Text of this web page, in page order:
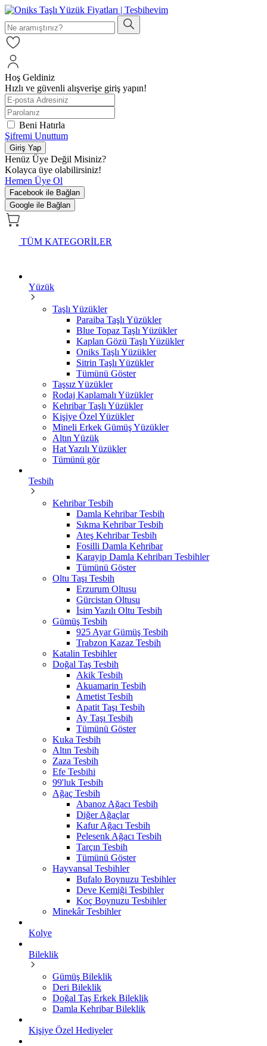
Hoş Geldiniz
Hızlı ve güvenli alışverişe giriş yapın!
Beni Hatırla
Şifremi Unuttum
Giriş Yap
Henüz Üye Değil Misiniz?
Kolayca üye olabilirsiniz!
Hemen Üye Ol
Facebook ile Bağlan
Google ile Bağlan
TÜM KATEGORİLER
Yüzük
Taşlı Yüzükler
Paraiba Taşlı Yüzükler
Blue Topaz Taşlı Yüzükler
Kaplan Gözü Taşlı Yüzükler
Oniks Taşlı Yüzükler
Sitrin Taşlı Yüzükler
Tümünü Göster
Taşsız Yüzükler
Rodaj Kaplamalı Yüzükler
Kehribar Taşlı Yüzükler
Kişiye Özel Yüzükler
Mineli Erkek Gümüş Yüzükler
Altın Yüzük
Hat Yazılı Yüzükler
Tümünü gör
Tesbih
Kehribar Tesbih
Damla Kehribar Tesbih
Sıkma Kehribar Tesbih
Ateş Kehribar Tesbih
Fosilli Damla Kehribar
Karayip Damla Kehribarı Tesbihler
Tümünü Göster
Oltu Taşı Tesbih
Erzurum Oltusu
Gürcistan Oltusu
İsim Yazılı Oltu Tesbih
Gümüş Tesbih
925 Ayar Gümüş Tesbih
Trabzon Kazaz Tesbih
Katalin Tesbihler
Doğal Taş Tesbih
Akik Tesbih
Akuamarin Tesbih
Ametist Tesbih
Apatit Taşı Tesbih
Ay Taşı Tesbih
Tümünü Göster
Kuka Tesbih
Altın Tesbih
Zaza Tesbih
Efe Tesbihi
99'luk Tesbih
Ağaç Tesbih
Abanoz Ağacı Tesbih
Diğer Ağaçlar
Kafur Ağacı Tesbih
Pelesenk Ağacı Tesbih
Tarçın Tesbih
Tümünü Göster
Hayvansal Tesbihler
Bufalo Boynuzu Tesbihler
Deve Kemiği Tesbihler
Koç Boynuzu Tesbihler
Minekâr Tesbihler
Kolye
Bileklik
Gümüş Bileklik
Deri Bileklik
Doğal Taş Erkek Bileklik
Damla Kehribar Bileklik
Kişiye Özel Hediyeler